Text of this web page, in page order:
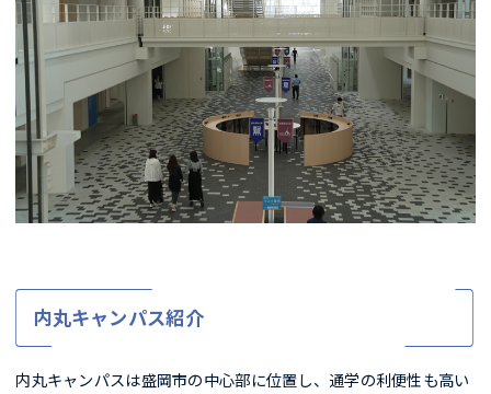
内丸キャンパス紹介
内丸キャンパスは盛岡市の中心部に位置し、通学の利便性も高い